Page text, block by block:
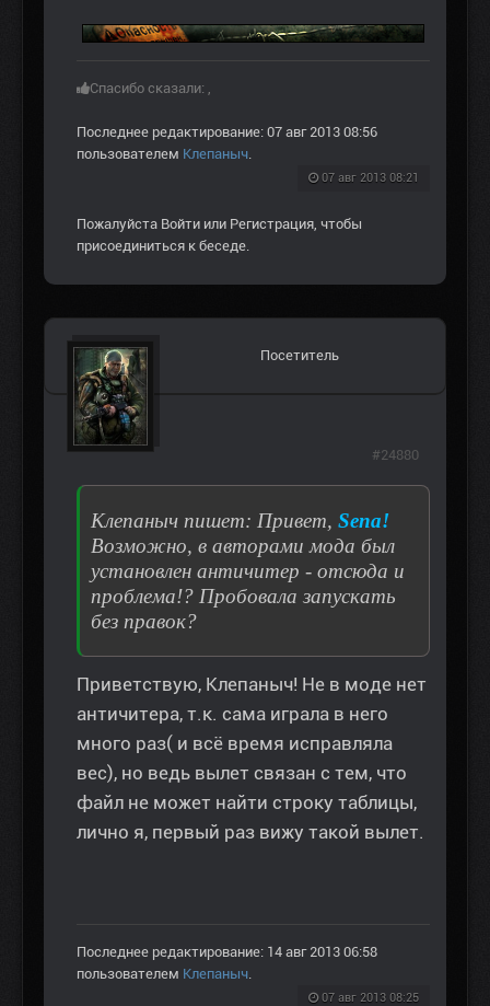
Спасибо сказали:
Последнее редактирование: 07 авг 2013 08:56
пользователем Клепаныч
07 авг 2013 08:21
Пожалуйста Войти или Регистрация , чтобы
присоединиться к беседе.
Посетитель
Клепаныч пишет: Привет, Sena!
Возможно, в авторами мода был
установлен античитер - отсюда и
проблема!? Пробовала запускать
без правок?
Приветствую, Клепаныч! Не в моде нет
античитера, т.к. сама играла в него
много раз( и всё время исправляла
вес), но ведь вылет связан с тем, что
файл не может найти строку таблицы,
лично я, первый раз вижу такой вылет.
Последнее редактирование: 14 авг 2013 06:58
пользователем Клепаныч
07 авг 2013 08:25
#24880